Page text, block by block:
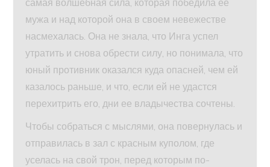
самая волшебная сила, которая победила ее
мужа и над которой она в своем невежестве
насмехалась. Она не знала, что Инга успел
утратить и снова обрести силу, но понимала, что
юный противник оказался куда опасней, чем ей
казалось раньше, и что, если ей не удастся
перехитрить его, дни ее владычества сочтены.
Чтобы собраться с мыслями, она повернулась и
отправилась в зал с красным куполом, где
уселась на свой трон, перед которым по-